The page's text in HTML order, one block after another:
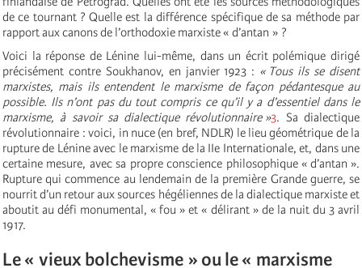
de ce tournant ? Quelle est la différence spécifique de sa méthode par
rapport aux canons de l’orthodoxie marxiste « d’antan » ?
Voici la réponse de Lénine lui-même, dans un écrit polémique dirigé
précisément contre Soukhanov, en janvier 1923 : « Tous ils se disent
marxistes, mais ils entendent le marxisme de façon pédantesque au
possible. Ils n’ont pas du tout compris ce qu’il y a d’essentiel dans le
marxisme, à savoir sa dialectique révolutionnaire »3. Sa dialectique
révolutionnaire : voici, in nuce (en bref, NDLR) le lieu géométrique de la
rupture de Lénine avec le marxisme de la IIe Internationale, et, dans une
certaine mesure, avec sa propre conscience philosophique « d’antan ».
Rupture qui commence au lendemain de la première Grande guerre, se
nourrit d’un retour aux sources hégéliennes de la dialectique marxiste et
aboutit au défi monumental, « fou » et « délirant » de la nuit du 3 avril
1917.
Le « vieux bolchevisme » ou le « marxisme